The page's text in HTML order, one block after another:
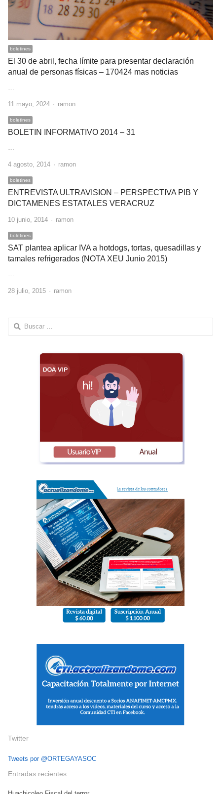
boletines
El 30 de abril, fecha límite para presentar declaración
anual de personas físicas – 170424 mas noticias
11 mayo, 2024 Author
ramon
boletines
BOLETIN INFORMATIVO 2014 – 31
4 agosto, 2014 Author
ramon
boletines
ENTREVISTA ULTRAVISION – PERSPECTIVA PIB Y
DICTAMENES ESTATALES VERACRUZ
10 junio, 2014 Author
ramon
boletines
SAT plantea aplicar IVA a hotdogs, tortas, quesadillas y
tamales refrigerados (NOTA XEU Junio 2015)
28 julio, 2015 Author
ramon
Buscar:
Twitter
Tweets por @ORTEGAYASOC
Entradas recientes